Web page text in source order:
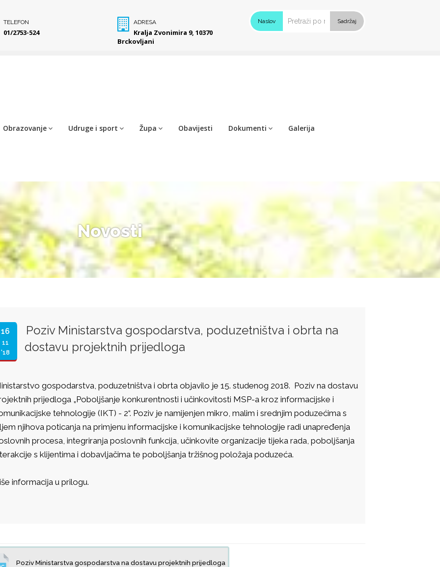
TELEFON
01/2753-524
ADRESA
Kralja Zvonimira 9, 10370
Brckovljani
Naslov Sadržaj
Obrazovanje Udruge i sport Župa Obavijesti Dokumenti Galerija
Novosti
16
11
'18
Poziv Ministarstva gospodarstva, poduzetništva i obrta na
dostavu projektnih prijedloga
gospodarstva, poduzetništva i obrta objavilo je 15. studenog 2018. Poziv na dostavu
prijedloga „Poboljšanje konkurentnosti i učinkovitosti MSP-a kroz informacijske i
tehnologije (IKT) - 2“. Poziv je namijenjen mikro, malim i srednjim poduzećima s
njihova poticanja na primjenu informacijske i komunikacijske tehnologije radi unapređenja
procesa, integriranja poslovnih funkcija, učinkovite organizacije tijeka rada, poboljšanja
s klijentima i dobavljačima te poboljšanja tržišnog položaja poduzeća.
informacija u prilogu.
Poziv Ministarstva gospodarstva na dostavu projektnih prijedloga